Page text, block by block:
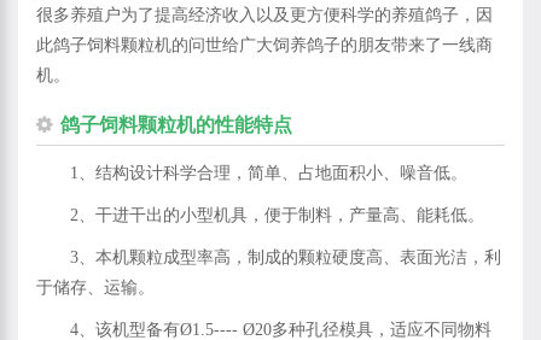
很多养殖户为了提高经济收入以及更方便科学的养殖鸽子，因
此鸽子饲料颗粒机的问世给广大饲养鸽子的朋友带来了一线商
机。
鸽子饲料颗粒机的性能特点
1、结构设计科学合理，简单、占地面积小、噪音低。
2、干进干出的小型机具，便于制料，产量高、能耗低。
3、本机颗粒成型率高，制成的颗粒硬度高、表面光洁，利
于储存、运输。
4、该机型备有Ø1.5---- Ø20多种孔径模具，适应不同物料